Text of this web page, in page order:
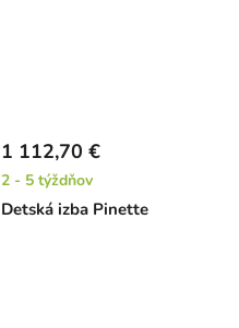
Detská izba Pinette
1 112,70 €
2 - 5 týždňov